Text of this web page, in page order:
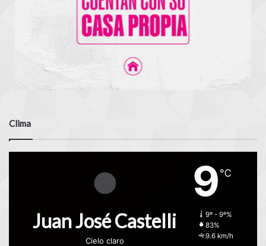
Clima
Juan José Castelli
Cielo claro
9 ℃
9º - 9º%
83%
9.6 km/h